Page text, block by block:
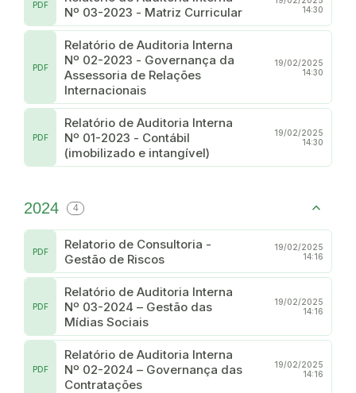
Nº 03-2023 - Matriz Curricular
PDF
14:30
Relatório de Auditoria Interna
Nº 02-2023 - Governança da
Assessoria de Relações
Internacionais
PDF
19/02/2025
14:30
Relatório de Auditoria Interna
Nº 01-2023 - Contábil
(imobilizado e intangível)
PDF
19/02/2025
14:30
2024 4
Relatorio de Consultoria -
Gestão de Riscos
PDF
19/02/2025
14:16
Relatório de Auditoria Interna
Nº 03-2024 – Gestão das
Mídias Sociais
PDF
19/02/2025
14:16
Relatório de Auditoria Interna
Nº 02-2024 – Governança das
Contratações
PDF
19/02/2025
14:16